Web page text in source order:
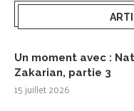
Un moment avec :
Zakarian, partie 3
15 juillet 2026